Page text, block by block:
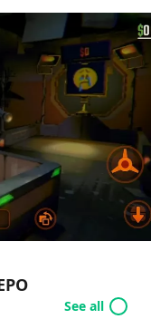
ำงานเป็นทีมมี
พื่อเติมเต็ม
สมผสานที่น่าสนใจ
องค์ประกอบของ
ะกันการผจญภัยที่
See all